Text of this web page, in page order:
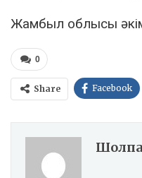
Жамбыл облысы
0
Share Facebook